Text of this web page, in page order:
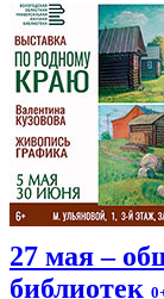
27 мая –
библиотек